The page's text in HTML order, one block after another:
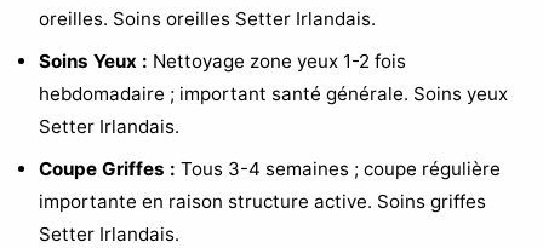
oreilles. Soins oreilles Setter Irlandais.
Soins Yeux : Nettoyage zone yeux 1-2 fois
hebdomadaire ; important santé générale. Soins yeux
Setter Irlandais.
Coupe Griffes : Tous 3-4 semaines ; coupe régulière
importante en raison structure active. Soins griffes
Setter Irlandais.